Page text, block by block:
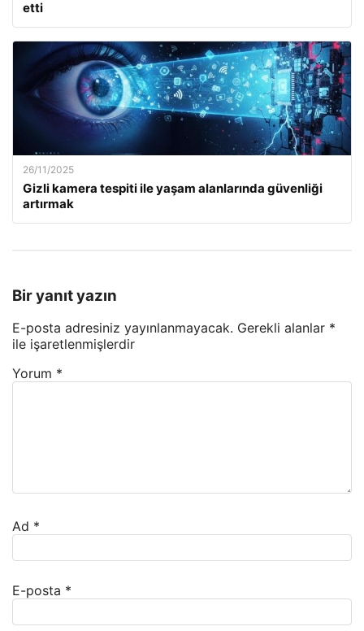
etti
26/11/2025
Gizli kamera tespiti ile yaşam alanlarında güvenliği
artırmak
Bir yanıt yazın
E-posta adresiniz yayınlanmayacak. Gerekli alanlar *
ile işaretlenmişlerdir
Yorum *
Ad *
E-posta *